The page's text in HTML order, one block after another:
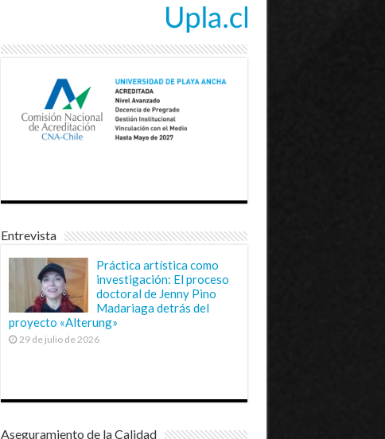
Entrevista
Práctica artística como
investigación: El proceso
doctoral de Jenny Pino
Madariaga detrás del
proyecto «Alterung»
29 de julio de 2026
Aseguramiento de la Calidad